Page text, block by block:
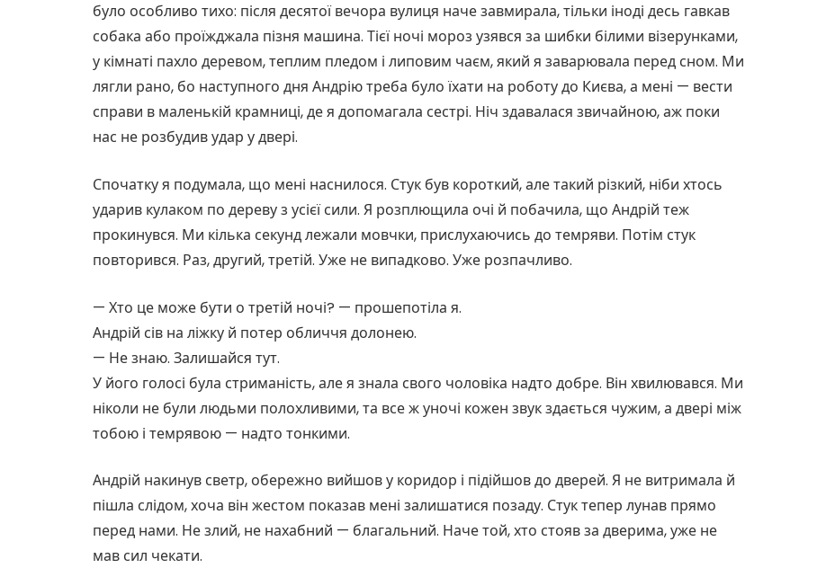
було особливо тихо: після десятої вечора вулиця наче завмирала, тільки іноді десь гавкав
собака або проїжджала пізня машина. Тієї ночі мороз узявся за шибки білими візерунками,
у кімнаті пахло деревом, теплим пледом і липовим чаєм, який я заварювала перед сном. Ми
лягли рано, бо наступного дня Андрію треба було їхати на роботу до Києва, а мені — вести
справи в маленькій крамниці, де я допомагала сестрі. Ніч здавалася звичайною, аж поки
нас не розбудив удар у двері.
Спочатку я подумала, що мені наснилося. Стук був короткий, але такий різкий, ніби хтось
ударив кулаком по дереву з усієї сили. Я розплющила очі й побачила, що Андрій теж
прокинувся. Ми кілька секунд лежали мовчки, прислухаючись до темряви. Потім стук
повторився. Раз, другий, третій. Уже не випадково. Уже розпачливо.
— Хто це може бути о третій ночі? — прошепотіла я.
Андрій сів на ліжку й потер обличчя долонею.
— Не знаю. Залишайся тут.
У його голосі була стриманість, але я знала свого чоловіка надто добре. Він хвилювався. Ми
ніколи не були людьми полохливими, та все ж уночі кожен звук здається чужим, а двері між
тобою і темрявою — надто тонкими.
Андрій накинув светр, обережно вийшов у коридор і підійшов до дверей. Я не витримала й
пішла слідом, хоча він жестом показав мені залишатися позаду. Стук тепер лунав прямо
перед нами. Не злий, не нахабний — благальний. Наче той, хто стояв за дверима, уже не
мав сил чекати.